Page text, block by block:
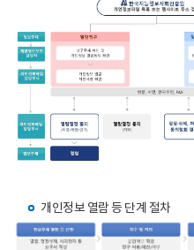
개인정보 열람 등 단계 절차